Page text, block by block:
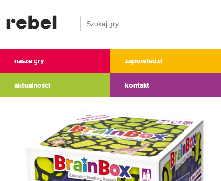
nasze gry zapowiedzi
aktualności kontakt